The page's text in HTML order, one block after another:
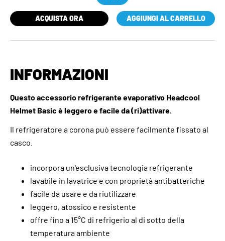
ACQUISTA ORA AGGIUNGI AL CARRELLO
INFORMAZIONI
Questo accessorio refrigerante evaporativo Headcool
Helmet Basic è leggero e facile da (ri)attivare.
Il refrigeratore a corona può essere facilmente fissato al
casco.
incorpora un'esclusiva tecnologia refrigerante
lavabile in lavatrice e con proprietà antibatteriche
facile da usare e da riutilizzare
leggero, atossico e resistente
offre fino a 15°C di refrigerio al di sotto della
temperatura ambiente